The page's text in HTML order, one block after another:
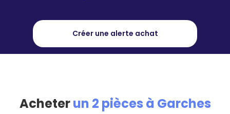
Créer une alerte achat
Acheterun 2 pièces à Garches